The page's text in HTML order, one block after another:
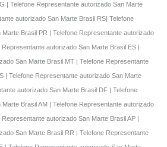
| Telefone Representante autorizado San Marte
autorizado San Marte Brasil RS| Telefone
Brasil PR | Telefone Representante autorizado
autorizado San Marte Brasil ES |
San Marte Brasil MT | Telefone Representante
| Telefone Representante autorizado San Marte
autorizado San Marte Brasil DF | Telefone
Brasil AM | Telefone Representante autorizado
autorizado San Marte Brasil AP |
San Marte Brasil RR | Telefone Representante